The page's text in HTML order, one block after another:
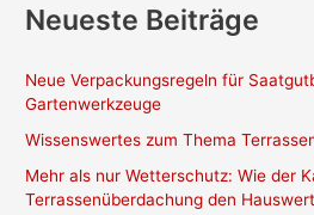
Wohlbefinden
Neueste Beiträge
Neue Verpackungsregeln für
Gartenwerkzeuge
Wissenswertes zum Thema
Mehr als nur Wetterschutz: Wie der
Terrassenüberdachung den